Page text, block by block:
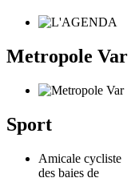
Metropole Var
Sport
Amicale cycliste
des baies de